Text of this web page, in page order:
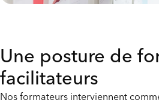
Une posture de
facilitateurs
Nos formateurs interviennent